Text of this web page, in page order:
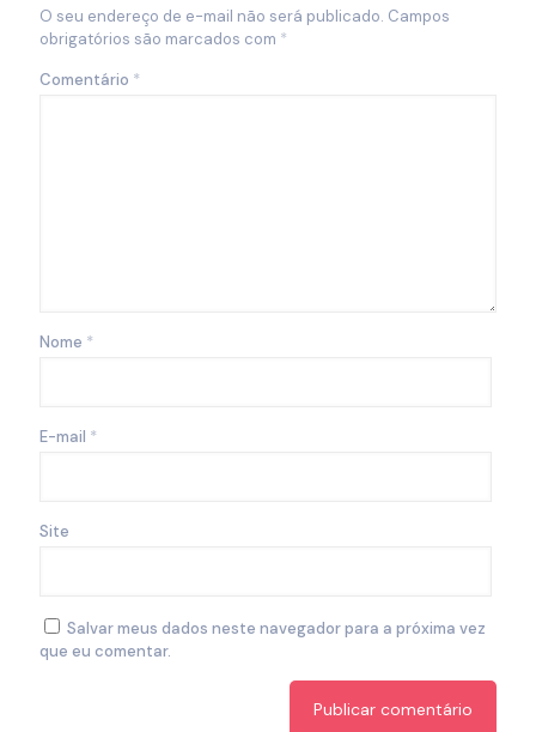
O seu endereço de e-mail não será publicado. Campos
obrigatórios são marcados com *
Comentário *
Nome *
E-mail *
Site
Salvar meus dados neste navegador para a próxima vez
que eu comentar.